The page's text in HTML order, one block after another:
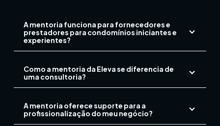
A mentoria funciona para fornecedores e
prestadores para condomínios iniciantes e
experientes?
Como a mentoria da Eleva se diferencia de
uma consultoria?
A mentoria oferece suporte para a
profissionalização do meu negócio?